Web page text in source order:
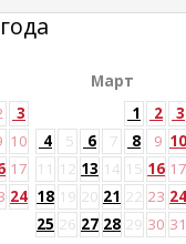
3
10
17
24
Март
1
2
3
4
5 6 7 8 9 10
11 12 13 14 15 16 17
18 19 20 21 22 23 24
25 26 27 28 29 30 31